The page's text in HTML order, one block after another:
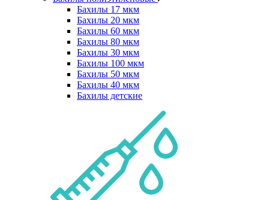
Бахилы 17 мкм
Бахилы 20 мкм
Бахилы 60 мкм
Бахилы 80 мкм
Бахилы 30 мкм
Бахилы 100 мкм
Бахилы 50 мкм
Бахилы 40 мкм
Бахилы детские